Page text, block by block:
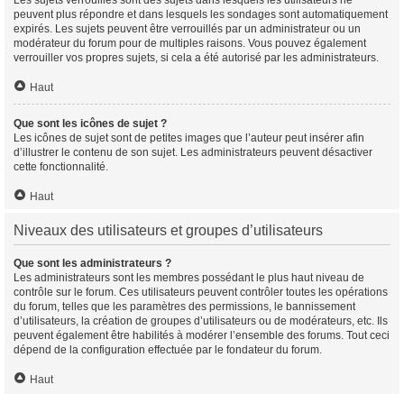
peuvent plus répondre et dans lesquels les sondages sont automatiquement
expirés. Les sujets peuvent être verrouillés par un administrateur ou un
modérateur du forum pour de multiples raisons. Vous pouvez également
verrouiller vos propres sujets, si cela a été autorisé par les administrateurs.
Haut
Que sont les icônes de sujet ?
Les icônes de sujet sont de petites images que l’auteur peut insérer afin
d’illustrer le contenu de son sujet. Les administrateurs peuvent désactiver
cette fonctionnalité.
Haut
Niveaux des utilisateurs et groupes d’utilisateurs
Que sont les administrateurs ?
Les administrateurs sont les membres possédant le plus haut niveau de
contrôle sur le forum. Ces utilisateurs peuvent contrôler toutes les opérations
du forum, telles que les paramètres des permissions, le bannissement
d’utilisateurs, la création de groupes d’utilisateurs ou de modérateurs, etc. Ils
peuvent également être habilités à modérer l’ensemble des forums. Tout ceci
dépend de la configuration effectuée par le fondateur du forum.
Haut